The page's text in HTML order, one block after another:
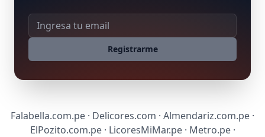
Dirección de correo
Registrarme
Falabella.com.pe · Delicores.com · Almendariz.com.pe ·
ElPozito.com.pe · LicoresMiMar.pe · Metro.pe ·